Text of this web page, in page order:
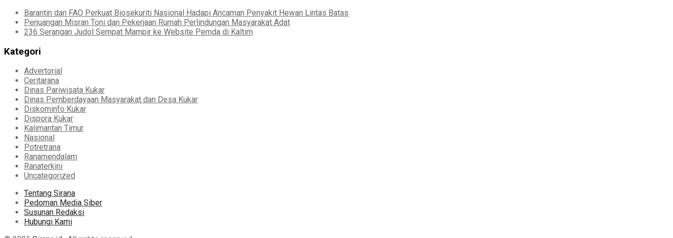
Barantin dan FAO Perkuat Biosekuriti Nasional Hadapi Ancaman Penyakit Hewan Lintas Batas
Perjuangan Misran Toni dan Pekerjaan Rumah Perlindungan Masyarakat Adat
236 Serangan Judol Sempat Mampir ke Website Pemda di Kaltim
Kategori
Advertorial
Ceritarana
Dinas Pariwisata Kukar
Dinas Pemberdayaan Masyarakat dan Desa Kukar
Diskominfo Kukar
Dispora Kukar
Kalimantan Timur
Nasional
Potretrana
Ranamendalam
Ranaterkini
Uncategorized
Tentang Sirana
Pedoman Media Siber
Susunan Redaksi
Hubungi Kami